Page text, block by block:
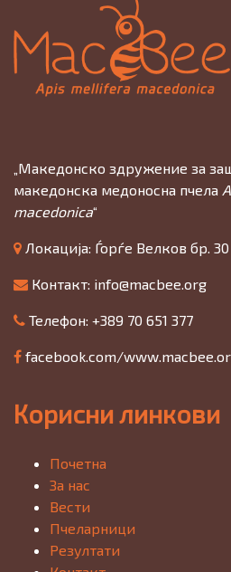
„Македонско здружение за
македонска медоносна пчела
macedonica“
Локација: Ѓорѓе Велков бр.
Контакт: info@macbee.org
Телефон: +389 70 651 377
facebook.com/
Корисни линкови
Почетна
За нас
Вести
Пчеларници
Резултати